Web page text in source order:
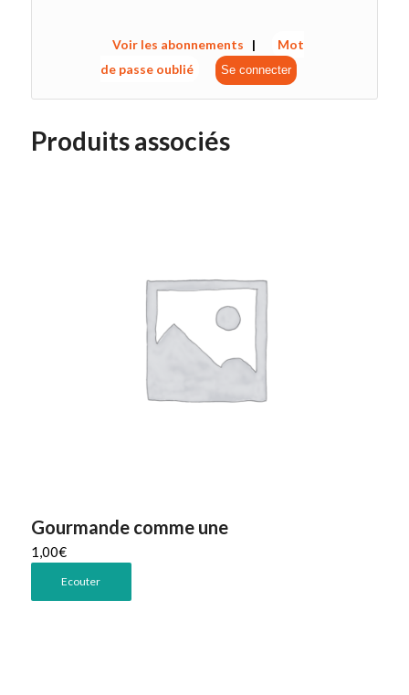
Voir les abonnements |
Mot
de passe oublié
Produits associés
Gourmande comme une
1,00€
Ecouter